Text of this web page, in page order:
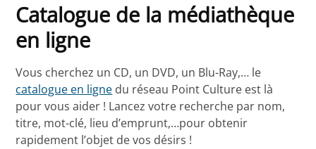
Catalogue de la médiathèque
en ligne
Vous cherchez un CD, un DVD, un Blu-Ray,… le
catalogue en ligne du réseau Point Culture est là
pour vous aider ! Lancez votre recherche par nom,
titre, mot-clé, lieu d’emprunt,…pour obtenir
rapidement l’objet de vos désirs !